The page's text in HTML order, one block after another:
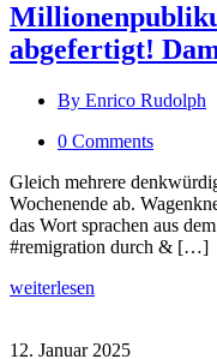
abgefertigt!
By Enrico Rudolph
0 Comments
Gleich mehrere
Wochenende ab.
das Wort sprachen aus
#remigration durch & […]
weiterlesen
12. Januar 2025